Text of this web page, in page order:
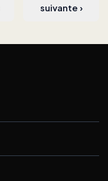
suivante ›